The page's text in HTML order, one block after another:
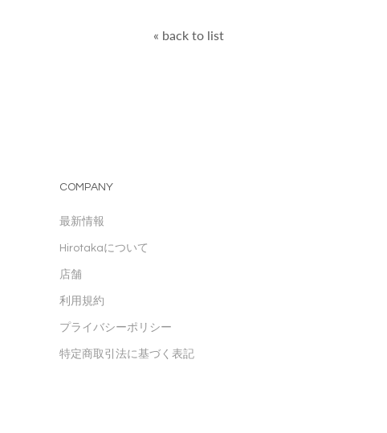
« back to list
COMPANY
最新情報
Hirotakaについて
店舗
利用規約
プライバシーポリシー
特定商取引法に基づく表記